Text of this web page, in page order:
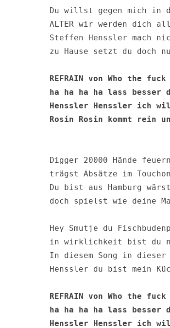
Du willst gegen mich in
ALTER wir werden dich
Steffen Henssler mach
zu Hause setzt du doch
REFRAIN von Who the
ha ha ha ha lass
Henssler Henssler ich
Rosin Rosin kommt rein
Digger 20000 Hände
trägst Absätze im
Du bist aus Hamburg
doch spielst wie deine
Hey Smutje du
in wirklichkeit bist du nur
In diesem Song in
Henssler du bist mein
REFRAIN von Who the
ha ha ha ha lass
Henssler Henssler ich